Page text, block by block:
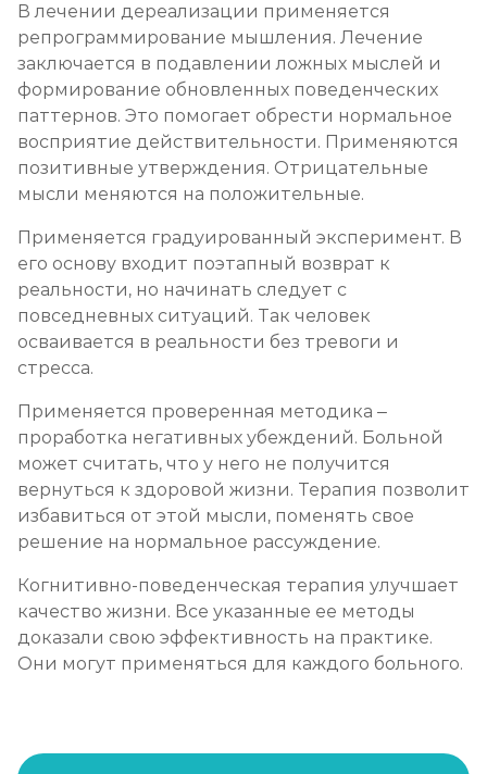
В лечении дереализации применяется
репрограммирование мышления. Лечение
заключается в подавлении ложных мыслей и
формирование обновленных поведенческих
паттернов. Это помогает обрести нормальное
восприятие действительности. Применяются
позитивные утверждения. Отрицательные
мысли меняются на положительные.
Применяется градуированный эксперимент. В
его основу входит поэтапный возврат к
реальности, но начинать следует с
повседневных ситуаций. Так человек
осваивается в реальности без тревоги и
стресса.
Применяется проверенная методика –
проработка негативных убеждений. Больной
может считать, что у него не получится
вернуться к здоровой жизни. Терапия позволит
избавиться от этой мысли, поменять свое
решение на нормальное рассуждение.
Когнитивно-поведенческая терапия улучшает
качество жизни. Все указанные ее методы
доказали свою эффективность на практике.
Они могут применяться для каждого больного.